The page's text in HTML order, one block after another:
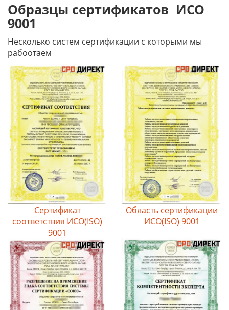
Образцы сертификатов ИСО
9001
Несколько систем сертификации с которыми мы
рабоотаем
Сертификат
соответствия ИСО(ISO)
9001
Область сертификации
ИСО(ISO) 9001